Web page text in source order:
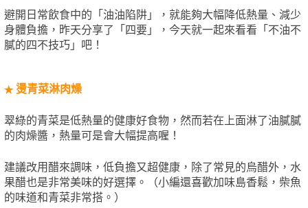
避開日常飲食中的「油油陷阱」，就能夠大幅降低熱量、減少
身體負擔，昨天分享了「四要」，今天就一起來看看「不油不
膩的四不技巧」吧！
★ 燙青菜淋肉燥
翠綠的青菜是低熱量的健康好食物，然而若在上面淋了油膩膩
的肉燥醬，熱量可是會大幅提高喔！
建議改用醋來調味，低負擔又超健康，除了常見的烏醋外，水
果醋也是非常美味的好選擇。（小編還喜歡加味島香鬆，柴魚
的味道和青菜非常搭。）